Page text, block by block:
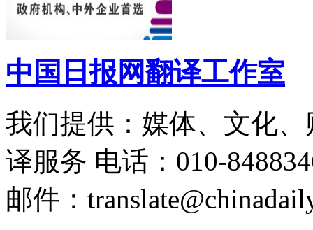
中国日报网翻译工作室
我们提供：媒体、文化
译服务 电话：010-
邮件：